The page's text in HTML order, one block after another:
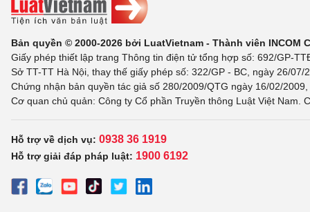
Bản quyền © 2000-2026 bởi LuatVietnam - Thành viên INCOM
Giấy phép thiết lập trang Thông tin điện tử tổng hợp số: 692/GP-
Sở TT-TT Hà Nội, thay thế giấy phép số: 322/GP - BC, ngày 26/
Chứng nhận bản quyền tác giả số 280/2009/QTG ngày 16/02/
Cơ quan chủ quản: Công ty Cổ phần Truyền thông Luật Việt Nam.
Hỗ trợ về dịch vụ: 0938 36 1919
Hỗ trợ giải đáp pháp luật: 1900 6192